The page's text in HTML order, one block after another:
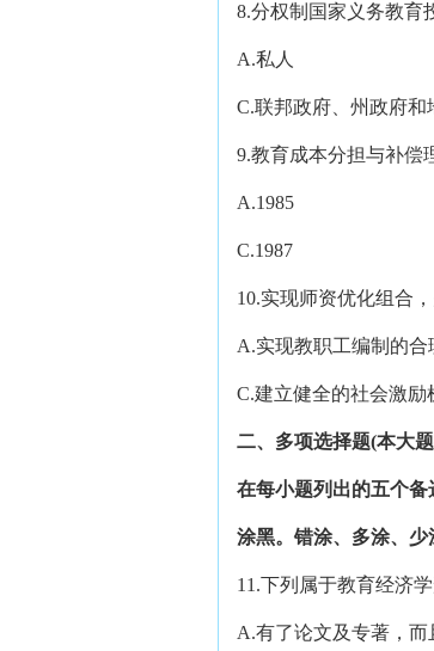
8.分权制国家义务教育
A.私人 B.
C.联邦政府、州政
9.教育成本分担与补偿
A.1985
C.1987
10.实现师资优化组合
A.实现教职工编制
C.建立健全的社
二、多项选择题(本大
在每小题列出的五个
涂黑。错涂、多涂、少
11.下列属于教育经济
A.有了论文及专著，